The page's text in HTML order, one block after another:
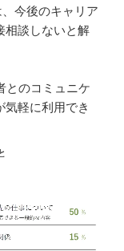
今後のキャリア
相談しないと解
とのコミュニケ
気軽に利⽤でき